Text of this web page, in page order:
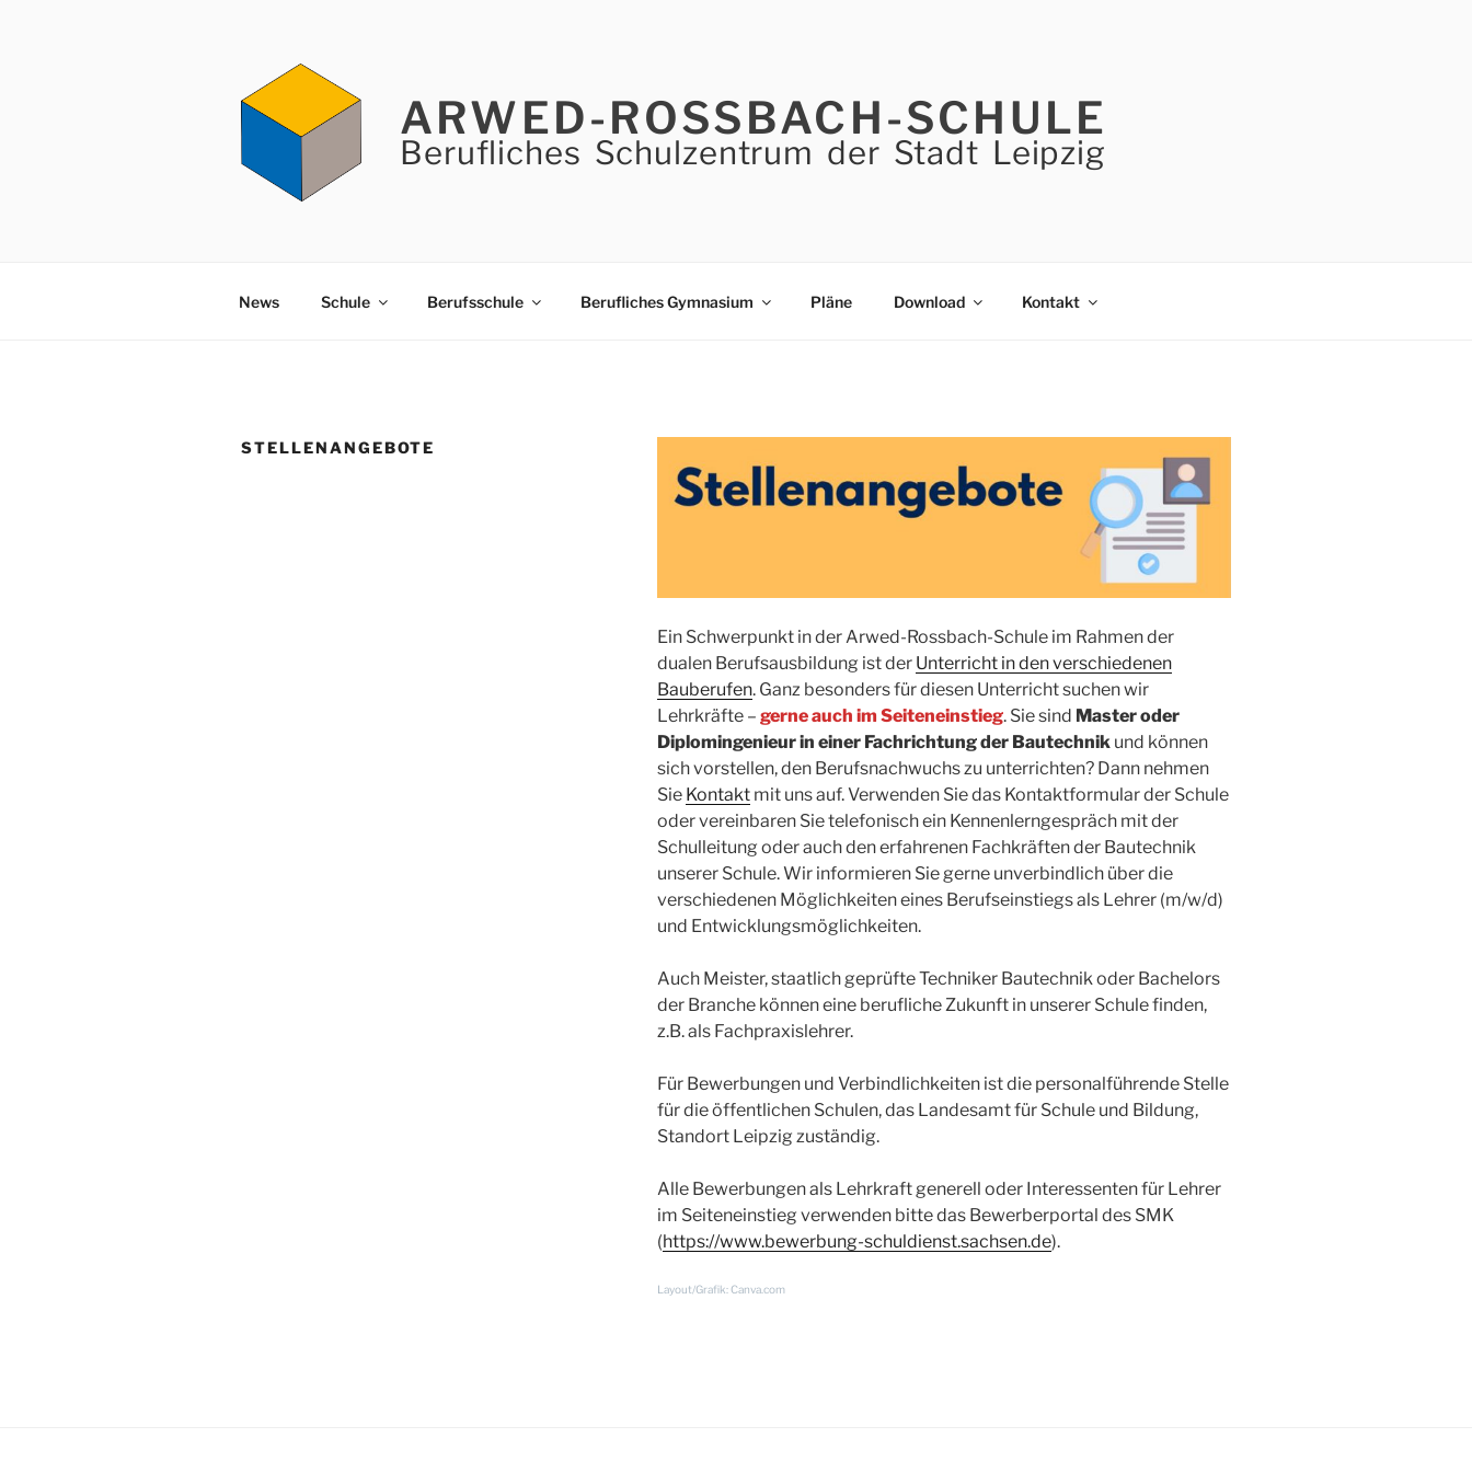
ARWED-ROSSBACH-SCHULE
Berufliches Schulzentrum der Stadt Leipzig
News Schule Berufsschule Berufliches Gymnasium Pläne Download Kontakt
STELLENANGEBOTE
Ein Schwerpunkt in der Arwed-Rossbach-Schule im Rahmen der
dualen Berufsausbildung ist der Unterricht in den verschiedenen
Bauberufen. Ganz besonders für diesen Unterricht suchen wir
Lehrkräfte – gerne auch im Seiteneinstieg. Sie sind Master oder
Diplomingenieur in einer Fachrichtung der Bautechnikund können
sich vorstellen, den Berufsnachwuchs zu unterrichten? Dann nehmen
Sie Kontaktmit uns auf. Verwenden Sie das Kontaktformular der Schule
oder vereinbaren Sie telefonisch ein Kennenlerngespräch mit der
Schulleitung oder auch den erfahrenen Fachkräften der Bautechnik
unserer Schule. Wir informieren Sie gerne unverbindlich über die
verschiedenen Möglichkeiten eines Berufseinstiegs als Lehrer (m/w/d)
und Entwicklungsmöglichkeiten.
Auch Meister, staatlich geprüfte Techniker Bautechnik oder Bachelors
der Branche können eine berufliche Zukunft in unserer Schule finden,
z.B. als Fachpraxislehrer.
Für Bewerbungen und Verbindlichkeiten ist die personalführende Stelle
für die öffentlichen Schulen, das Landesamt für Schule und Bildung,
Standort Leipzig zuständig.
Alle Bewerbungen als Lehrkraft generell oder Interessenten für Lehrer
im Seiteneinstieg verwenden bitte das Bewerberportal des SMK
(https://www.bewerbung-schuldienst.sachsen.de).
Layout/Grafik: Canva.com